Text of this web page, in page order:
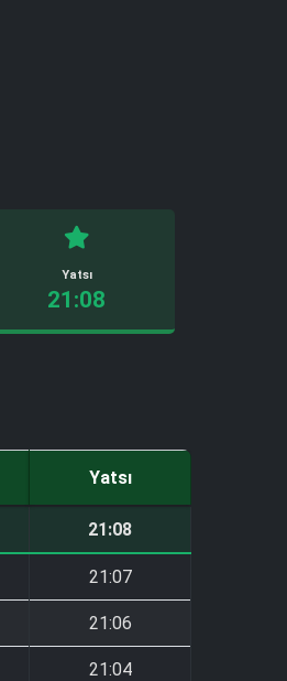
Yatsı
21:08
Yatsı
21:08
21:07
21:06
21:04